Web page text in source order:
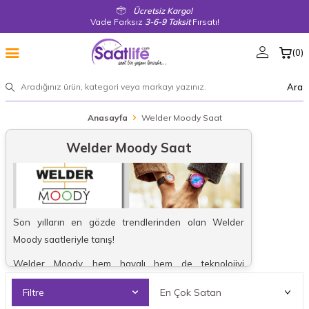
Ücretsiz Kargo!
Vade Farksız 3-6-9 TaksitFırsatı!
Ara
(0)
Anasayfa Welder Moody Saat
Welder Moody Saat
Son yılların en gözde trendlerinden olan Welder
Moody saatleriyle tanış!
Welder Moody, hem havalı hem de teknolojiyi
bileğinde yaşatmak isteyenlerin ilk tercihi. Bu
saatlerin en dikkat çeken özelliği ne biliyor musunuz?
Filtre